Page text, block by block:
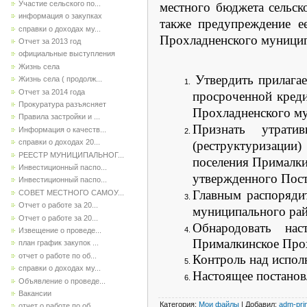
Участие сельского по...
информация о закупках
справки о доходах му...
Отчет за 2013 год
официальные выступления
Жизнь села
Жизнь села ( продолж...
Отчет за 2014 года
Прокуратура разъясняет
Правила застройки и ...
Информация о качеств...
справки о доходах 20...
РЕЕСТР МУНИЦИПАЛЬНОГ...
Инвестиционный паспо...
Инвестиционный паспо...
СОВЕТ МЕСТНОГО САМОУ...
Отчет о работе за 20...
Отчет о работе за 20...
Извещение о проведе...
план график закупок ...
отчет о работе по об...
справки о доходах му...
Объявление о проведе...
Вакансии
местного бюджета
также предупреждение
Прохладненского
Утвердить
просроченной
Прохладненского
Признать
поселения
утвержденного
Главным
муниципального
Обнародовать
Прималкинское
Контроль над
Настоящее
Категория: Мои файлы | Добавил: adm-